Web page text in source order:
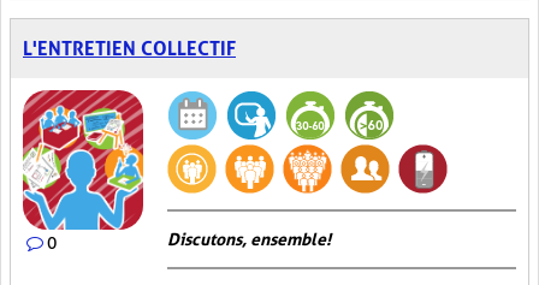
L'ENTRETIEN COLLECTIF
0 Discutons, ensemble!